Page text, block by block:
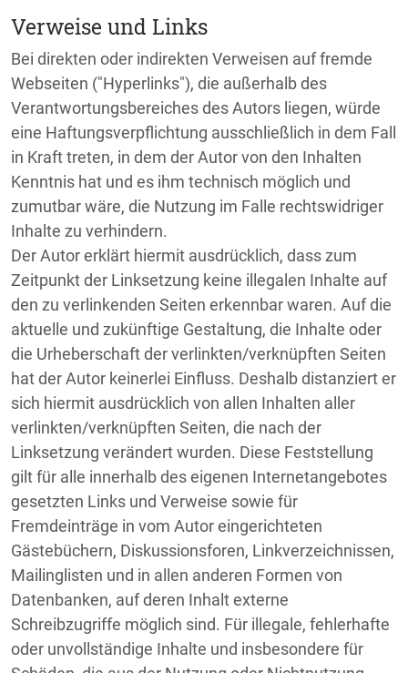
Verweise und Links
Bei direkten oder indirekten Verweisen auf fremde
Webseiten ("Hyperlinks"), die außerhalb des
Verantwortungsbereiches des Autors liegen, würde
eine Haftungsverpflichtung ausschließlich in dem Fall
in Kraft treten, in dem der Autor von den Inhalten
Kenntnis hat und es ihm technisch möglich und
zumutbar wäre, die Nutzung im Falle rechtswidriger
Inhalte zu verhindern.
Der Autor erklärt hiermit ausdrücklich, dass zum
Zeitpunkt der Linksetzung keine illegalen Inhalte auf
den zu verlinkenden Seiten erkennbar waren. Auf die
aktuelle und zukünftige Gestaltung, die Inhalte oder
die Urheberschaft der verlinkten/verknüpften Seiten
hat der Autor keinerlei Einfluss. Deshalb distanziert er
sich hiermit ausdrücklich von allen Inhalten aller
verlinkten/verknüpften Seiten, die nach der
Linksetzung verändert wurden. Diese Feststellung
gilt für alle innerhalb des eigenen Internetangebotes
gesetzten Links und Verweise sowie für
Fremdeinträge in vom Autor eingerichteten
Gästebüchern, Diskussionsforen, Linkverzeichnissen,
Mailinglisten und in allen anderen Formen von
Datenbanken, auf deren Inhalt externe
Schreibzugriffe möglich sind. Für illegale, fehlerhafte
oder unvollständige Inhalte und insbesondere für